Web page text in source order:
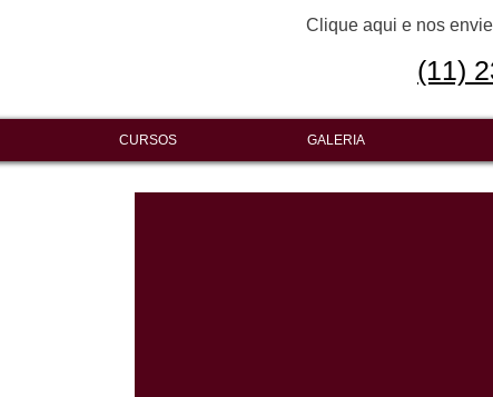
Clique aqui e nos
(11)
CURSOS GALERIA